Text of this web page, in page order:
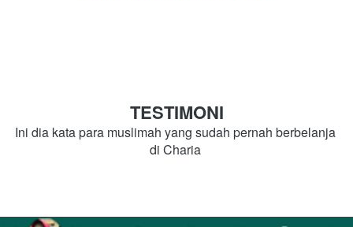
TESTIMONI
Ini dia kata para muslimah yang sudah pernah berbelanja
di Charia